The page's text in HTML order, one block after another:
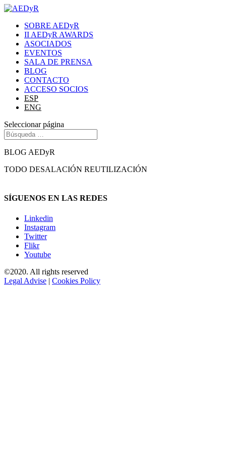
SOBRE AEDyR
II AEDyR AWARDS
ASOCIADOS
EVENTOS
SALA DE PRENSA
BLOG
CONTACTO
ACCESO SOCIOS
ESP
ENG
Seleccionar página
BLOG AEDyR
TODO DESALACIÓN REUTILIZACIÓN
SÍGUENOS EN LAS REDES
Linkedin
Instagram
Twitter
Flikr
Youtube
©2020. All rights reserved
Legal Advise | Cookies Policy